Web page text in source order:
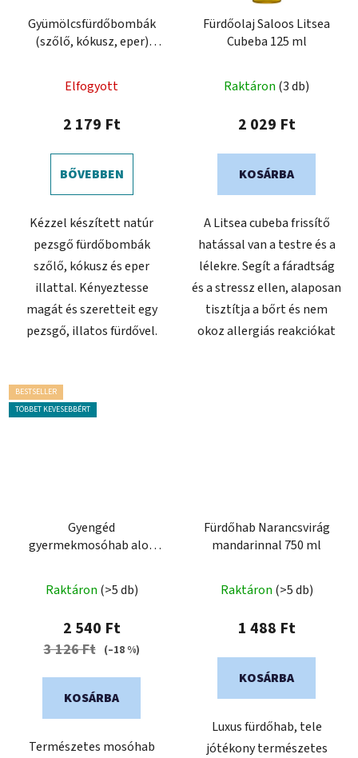
Gyümölcsfürdőbombák
(szőlő, kókusz, eper)
Elfogyott
2 179 Ft
BŐVEBBEN
Kézzel készített natúr
pezsgő fürdőbombák
szőlő, kókusz és eper
illattal. Kényeztesse
magát és szeretteit egy
pezsgő, illatos fürdővel.
Fürdőolaj Saloos Litsea
Cubeba 125 ml
Raktáron (3 db)
2 029 Ft
KOSÁRBA
A Litsea cubeba frissítő
hatással van a testre és a
lélekre. Segít a fáradtság
és a stressz ellen, alaposan
tisztítja a bőrt és nem
okoz allergiás reakciókat
BESTSELLER
TÖBBET KEVESEBBÉRT
Gyengéd
gyermekmosóhab aloe
Raktáron (>5 db)
2 540 Ft
3 126 Ft (–18 %)
KOSÁRBA
Természetes mosóhab
Fürdőhab Narancsvirág
mandarinnal 750 ml
Raktáron (>5 db)
1 488 Ft
KOSÁRBA
Luxus fürdőhab, tele
jótékony természetes